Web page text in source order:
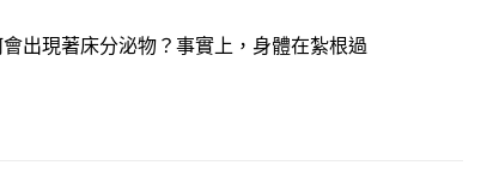
出現著床分泌物？事實上，身體在紮根過